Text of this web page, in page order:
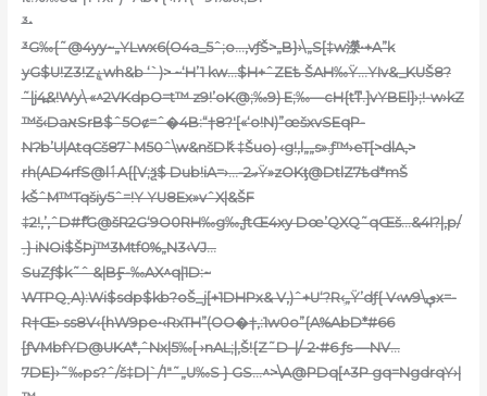
³•
³G‰{˜@4yy~„YLwx6(O4a_5ˆ;o…,vƒŠ>„B}›\„S[‡w濴•+A”k
yG$U!Z3!Zۼwh&b ‘`)> ~‘H’1 kw…$H+ˆZEѣ ŠAH‰Ÿ…YIv&_KUŠ8?
˜|j4߽&!Wy\ «^2VKdpO=t™ z9!’oK@;‰9) E;‰—cH{tͳ.]vYBEl]›;!-w›kZ
™š‹DaאSrB$ˆ5Oȼ=ˆ�4B:“†8?'[«‘o!N)”œšxvSEqP-
NɁb’U|AtqCš87`M50ˆ\w&nšDެk ‡Šuo) ‹g!‚l„„s».ƒ™›eT[>dlA‚>
rh(AD4rfS@lٲA{[V;ѯ$ Dub!iA=›…-2ޢŸ»zOKƫ@DtlZ7ѣd*mŠ
kŠˆM™Tqšiy5ˆ=!Y YU8Ex»vˆX|&ŠF
‡2!,’‚ˆD#ޮfG@šR2G‘9O0RH‰g‰‚ƒtŒ4xy Dœ’QXQ˜qŒš…&4I?|‚p/
˰} iNOi$ŠÞj™3Mtf0%„N3‹VJ…
SuZƒ$k˜ˆ &|BӺ-‰AX^q|1D:~
WTPQ˳A):Wi$sdp$kb?oŠ_j[+1DHPx& V‚)ˆ+U‘?R‹ֶ„Ÿ’dƒ{ V‹w9\ېx=-
R†Œ› ss8V‹{hW9pe•‹RxTH”(OO�†‚:1w0o”{A%AbD*#66
[ƒVMbfYD@UKA*,ˆNx|5‰[ ›nAL;|‚Š!{Z˜D–|/–2•#6 ƒs —NV…
7DE}›˜‰ps?ˆ/š‡D|`/1″˜„U‰S } GS…^>\A@PDq[^3P gq=NgdrqY›|